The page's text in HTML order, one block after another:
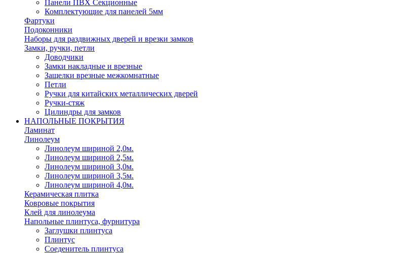
Панели ПВХ Секционные
Комплектующие для панелей 5мм
Фартуки
Подоконники
Наборы для раздвижных дверей и врезки замков
Замки, ручки, петли
Доводчики
Замки накладные и врезные
Защелки врезные межкомнатные
Петли
Ручки для китайских металлических дверей
Ручки-стяж
Цилиндры для замков
НАПОЛЬНЫЕ ПОКРЫТИЯ
Ламинат
Линолеум
Линолеум шириной 2,0м.
Линолеум шириной 2,5м.
Линолеум шириной 3,0м.
Линолеум шириной 3,5м.
Линолеум шириной 4,0м.
Керамическая плитка
Ковровые покрытия
Клей для линолеума
Напольные плинтуса, фурнитура
Заглушки плинтуса
Плинтус
Соеденитель плинтуса